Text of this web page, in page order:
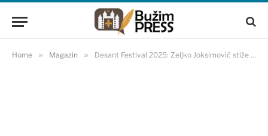
Home » Magazin » Desant Festival 2025: Željko Joksimović stiže u Jajce